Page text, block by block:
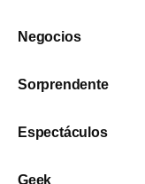
Negocios
Sorprendente
Espectáculos
Geek